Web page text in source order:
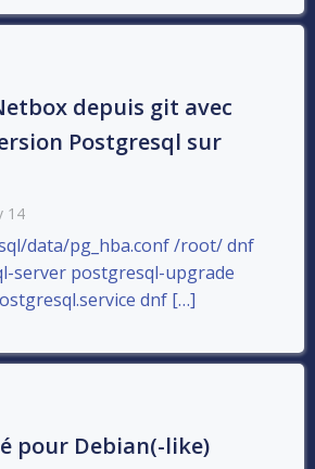
depuis git avec
Postgresql sur
14
data/pg_hba.conf /root/ dnf
server postgresql-upgrade
dnf […]
pour Debian(-like)